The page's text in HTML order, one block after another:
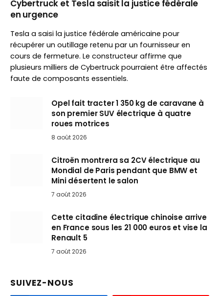
Cybertruck et Tesla saisit la justice fédérale
en urgence
Tesla a saisi la justice fédérale américaine pour
récupérer un outillage retenu par un fournisseur en
cours de fermeture. Le constructeur affirme que
plusieurs milliers de Cybertruck pourraient être affectés
faute de composants essentiels.
Opel fait tracter 1 350 kg de caravane à
son premier SUV électrique à quatre
roues motrices
8 août 2026
Citroën montrera sa 2CV électrique au
Mondial de Paris pendant que BMW et
Mini désertent le salon
7 août 2026
Cette citadine électrique chinoise arrive
en France sous les 21 000 euros et vise la
Renault 5
7 août 2026
SUIVEZ-NOUS